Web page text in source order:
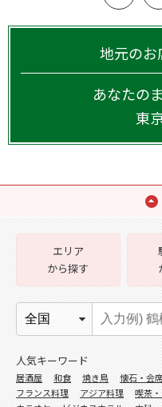
地元のお
あなたの
東
エリア
から探す
人気キーワード
居酒屋 和食 焼き鳥 懐石・会
フランス料理
アジア料理 喫茶